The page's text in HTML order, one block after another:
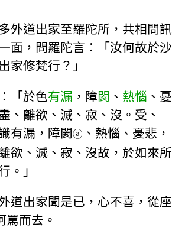
外道出家至羅陀所，共相問訊
面，問羅陀言：「汝何故於沙
家修梵行？」
「於色有漏 ，障閡 、 熱惱 、憂
、離欲、滅、寂、沒。受、
有漏，障閡ⓐ 、熱惱、憂悲，
欲、滅、寂、沒故，於如來所
。」
道出家聞是已，心不喜，從座
罵而去。